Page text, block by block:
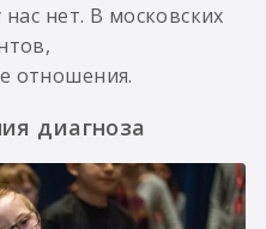
нет. В московских
отношения.
диагноза